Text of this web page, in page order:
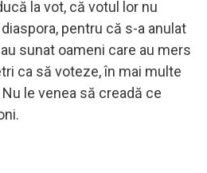
la vot, că votul lor nu
pentru că s-a anulat
sunat oameni care au mers
ca să voteze, în mai multe
le venea să creadă ce